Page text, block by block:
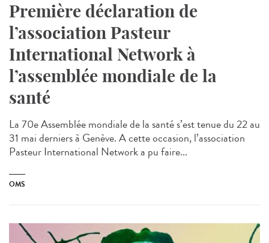
Première déclaration de
l’association Pasteur
International Network à
l’assemblée mondiale de la
santé
La 70e Assemblée mondiale de la santé s’est tenue du 22 au
31 mai derniers à Genève. A cette occasion, l’association
Pasteur International Network a pu faire...
OMS